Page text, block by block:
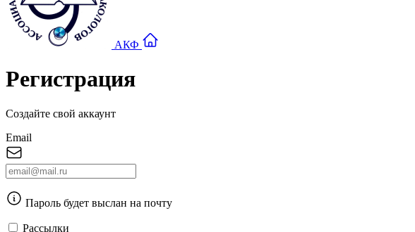
АКФ
Регистрация
Создайте свой аккаунт
Email
Пароль будет выслан на почту
Рассылки